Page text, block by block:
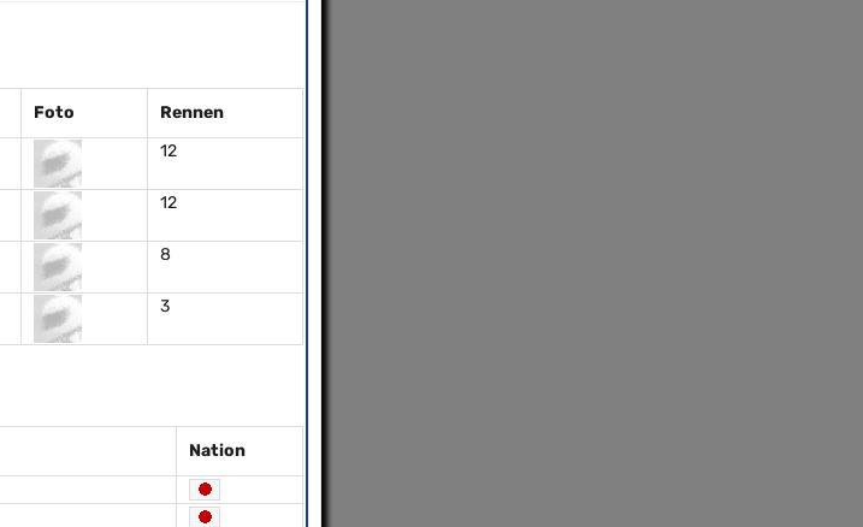
Foto
Rennen
12
12
8
3
Nation